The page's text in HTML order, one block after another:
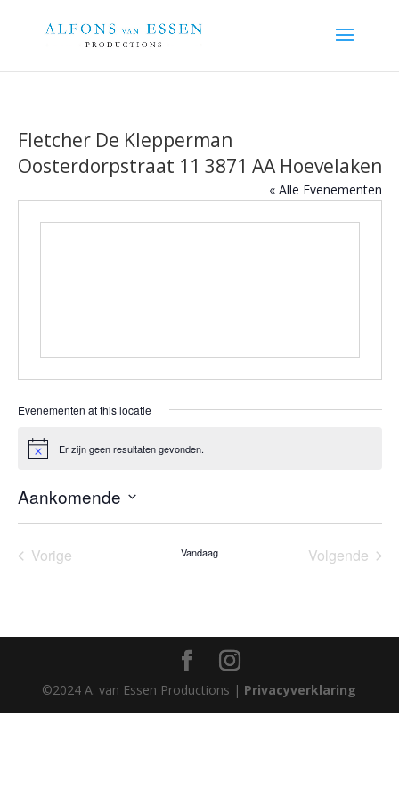
Fletcher De Klepperman
Oosterdorpstraat 11 3871 AA Hoevelaken
« Alle Evenementen
Evenementen at this locatie
Bericht Er zijn geen resultaten gevonden.
Aankomende
datum.
Vorige
Vandaag
Volgende
©2024 A. van Essen Productions | Privacyverklaring